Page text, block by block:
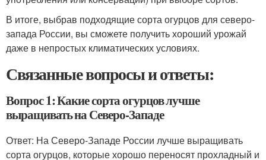
В итоге, выбрав подходящие сорта огурцов для северо-
запада России, вы сможете получить хороший урожай
даже в непростых климатических условиях.
Связанные вопросы и ответы:
Вопрос 1: Какие сорта огурцов лучше
выращивать на Северо-Западе
Ответ: На Северо-Западе России лучше выращивать
сорта огурцов, которые хорошо переносят прохладный и